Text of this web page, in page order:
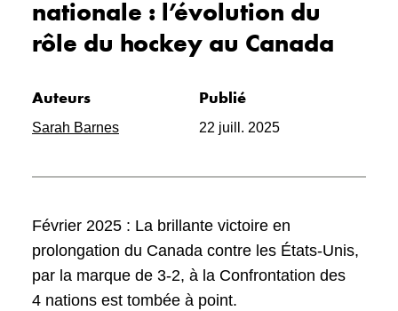
nationale : l’évolution du
rôle du hockey au Canada
Auteurs
Sarah Barnes
Publié
22 juill. 2025
Février 2025 : La brillante victoire en
prolongation du Canada contre les États-Unis,
par la marque de 3-2, à la Confrontation des
4 nations est tombée à point.